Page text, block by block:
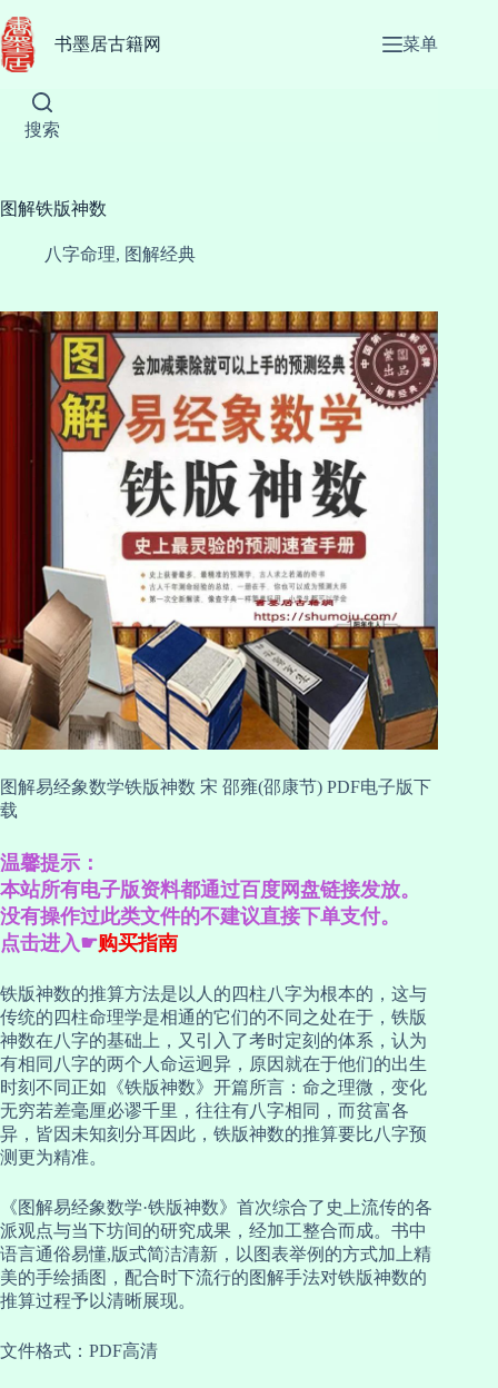
至
内
书墨居古籍网 菜单
搜索
图解铁版神数
八字命理, 图解经典
图解易经象数学铁版神数 宋 邵雍(邵康节) PDF电子版下
载
温馨提示：
本站所有电子版资料都通过百度网盘链接发放。
没有操作过此类文件的不建议直接下单支付。
点击进入☛购买指南
铁版神数的推算方法是以人的四柱八字为根本的，这与
传统的四柱命理学是相通的它们的不同之处在于，铁版
神数在八字的基础上，又引入了考时定刻的体系，认为
有相同八字的两个人命运迥异，原因就在于他们的出生
时刻不同正如《铁版神数》开篇所言：命之理微，变化
无穷若差毫厘必谬千里，往往有八字相同，而贫富各
异，皆因未知刻分耳因此，铁版神数的推算要比八字预
测更为精准。
《图解易经象数学·铁版神数》首次综合了史上流传的各
派观点与当下坊间的研究成果，经加工整合而成。书中
语言通俗易懂,版式简洁清新，以图表举例的方式加上精
美的手绘插图，配合时下流行的图解手法对铁版神数的
推算过程予以清晰展现。
文件格式：PDF高清